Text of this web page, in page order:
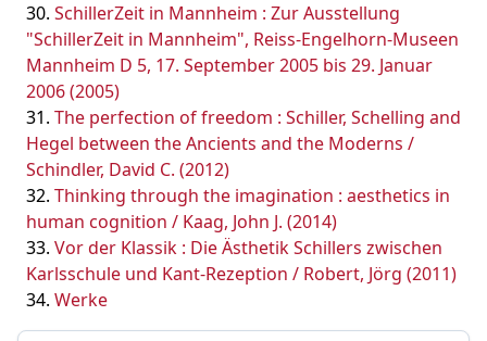
SchillerZeit in Mannheim : Zur Ausstellung
"SchillerZeit in Mannheim", Reiss-Engelhorn-Museen
Mannheim D 5, 17. September 2005 bis 29. Januar
2006 (2005)
The perfection of freedom : Schiller, Schelling and
Hegel between the Ancients and the Moderns /
Schindler, David C. (2012)
Thinking through the imagination : aesthetics in
human cognition / Kaag, John J. (2014)
Vor der Klassik : Die Ästhetik Schillers zwischen
Karlsschule und Kant-Rezeption / Robert, Jörg (2011)
Werke